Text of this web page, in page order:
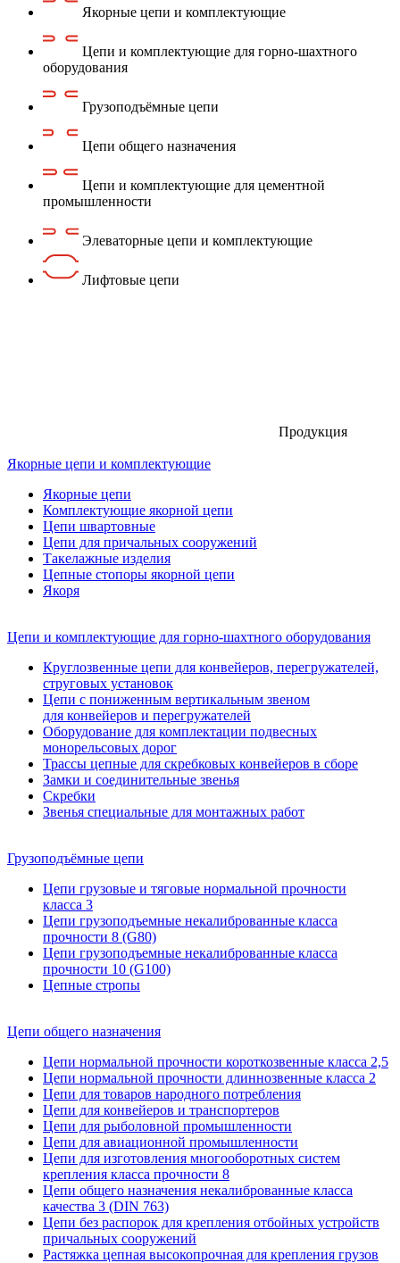
Якорные цепи и комплектующие
Цепи и комплектующие для горно-шахтного
оборудования
Грузоподъёмные цепи
Цепи общего назначения
Цепи и комплектующие для цементной
промышленности
Элеваторные цепи и комплектующие
Лифтовые цепи
Продукция
Якорные цепи и комплектующие
Якорные цепи
Комплектующие якорной цепи
Цепи швартовные
Цепи для причальных сооружений
Такелажные изделия
Цепные стопоры якорной цепи
Якоря
Цепи и комплектующие для горно-шахтного оборудования
Круглозвенные цепи для конвейеров, перегружателей,
струговых установок
Цепи с пониженным вертикальным звеном
для конвейеров и перегружателей
Оборудование для комплектации подвесных
монорельсовых дорог
Трассы цепные для скребковых конвейеров в сборе
Замки и соединительные звенья
Скребки
Звенья специальные для монтажных работ
Грузоподъёмные цепи
Цепи грузовые и тяговые нормальной прочности
класса 3
Цепи грузоподъемные некалиброванные класса
прочности 8 (G80)
Цепи грузоподъемные некалиброванные класса
прочности 10 (G100)
Цепные стропы
Цепи общего назначения
Цепи нормальной прочности короткозвенные класса 2,5
Цепи нормальной прочности длиннозвенные класса 2
Цепи для товаров народного потребления
Цепи для конвейеров и транспортеров
Цепи для рыболовной промышленности
Цепи для авиационной промышленности
Цепи для изготовления многооборотных систем
крепления класса прочности 8
Цепи общего назначения некалиброванные класса
качества 3 (DIN 763)
Цепи без распорок для крепления отбойных устройств
причальных сооружений
Растяжка цепная высокопрочная для крепления грузов